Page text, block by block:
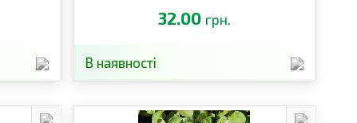
32.00 грн.
В наявності